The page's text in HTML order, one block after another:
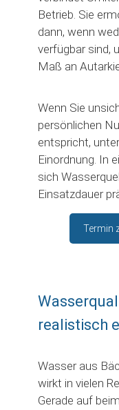
Betrieb. Sie
dann, wenn
verfügbar sind,
Maß an
Wenn Sie
persönlichen
entspricht,
Einordnung. In
sich
Einsatzdauer
Termin
realistisch
Wasser aus
wirkt in vielen
Gerade auf